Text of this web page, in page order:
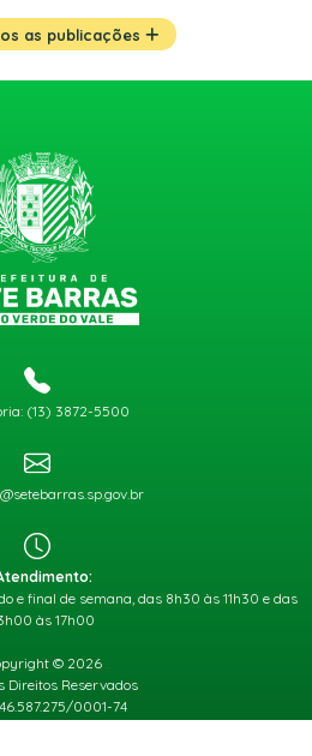
as publicações
(13) 3872-5500
e final de semana, das 8h30 às 11h30 e das
às 17h00
© 2026
Direitos Reservados
0001-74